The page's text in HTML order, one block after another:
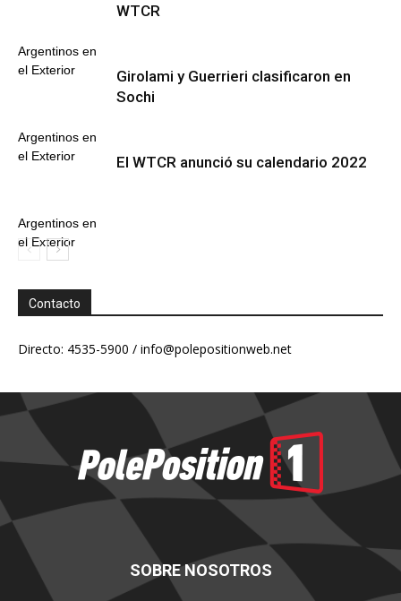
Argentinos en
el Exterior
WTCR
Argentinos en
el Exterior
Girolami y Guerrieri clasificaron en
Sochi
Argentinos en
el Exterior
El WTCR anunció su calendario 2022
Contacto
Directo: 4535-5900 / info@polepositionweb.net
SOBRE NOSOTROS